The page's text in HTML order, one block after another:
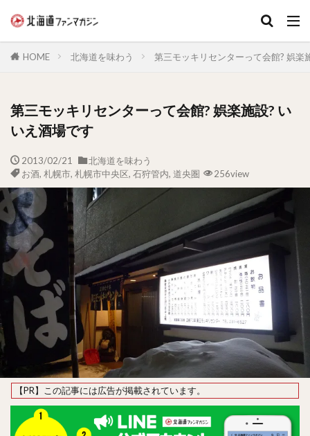
HOME 北海道を味わう 第三モッキリセンターって会館? 娯楽
第三モッキリセンターって会館? 娯楽施設? い
いえ酒場です
2013/02/21
北海道を味わう
お酒, 札幌市, 札幌市中央区, 石狩管内, 道央圏 256view